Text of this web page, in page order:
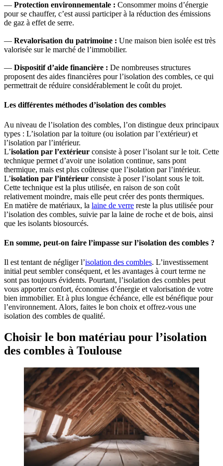
— Protection environnementale : Consommer moins d’énergie
pour se chauffer, c’est aussi participer à la réduction des émissions
de gaz à effet de serre.
— Revalorisation du patrimoine : Une maison bien isolée est très
valorisée sur le marché de l’immobilier.
— Dispositif d’aide financière : De nombreuses structures
proposent des aides financières pour l’isolation des combles, ce qui
permettrait de réduire considérablement le coût du projet.
Les différentes méthodes d’isolation des combles
Au niveau de l’isolation des combles, l’on distingue deux principaux
types : L’isolation par la toiture (ou isolation par l’extérieur) et
l’isolation par l’intérieur.
L’isolation par l’extérieur consiste à poser l’isolant sur le toit. Cette
technique permet d’avoir une isolation continue, sans pont
thermique, mais est plus coûteuse que l’isolation par l’intérieur.
L’isolation par l’intérieur consiste à poser l’isolant sous le toit.
Cette technique est la plus utilisée, en raison de son coût
relativement moindre, mais elle peut créer des ponts thermiques.
En matière de matériaux, la laine de verre reste la plus utilisée pour
l’isolation des combles, suivie par la laine de roche et de bois, ainsi
que les isolants biosourcés.
En somme, peut-on faire l’impasse sur l’isolation des combles ?
Il est tentant de négliger l’isolation des combles. L’investissement
initial peut sembler conséquent, et les avantages à court terme ne
sont pas toujours évidents. Pourtant, l’isolation des combles peut
vous apporter confort, économies d’énergie et valorisation de votre
bien immobilier. Et à plus longue échéance, elle est bénéfique pour
l’environnement. Alors, faites le bon choix et offrez-vous une
isolation des combles de qualité.
Choisir le bon matériau pour l’isolation
des combles à Toulouse